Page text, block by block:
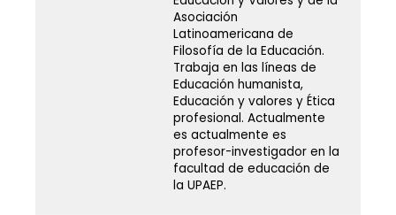
Asociación
Latinoamericana de
Filosofía de la Educación.
Trabaja en las líneas de
Educación humanista,
Educación y valores y Ética
profesional. Actualmente
es actualmente es
profesor-investigador en la
facultad de educación de
la UPAEP.